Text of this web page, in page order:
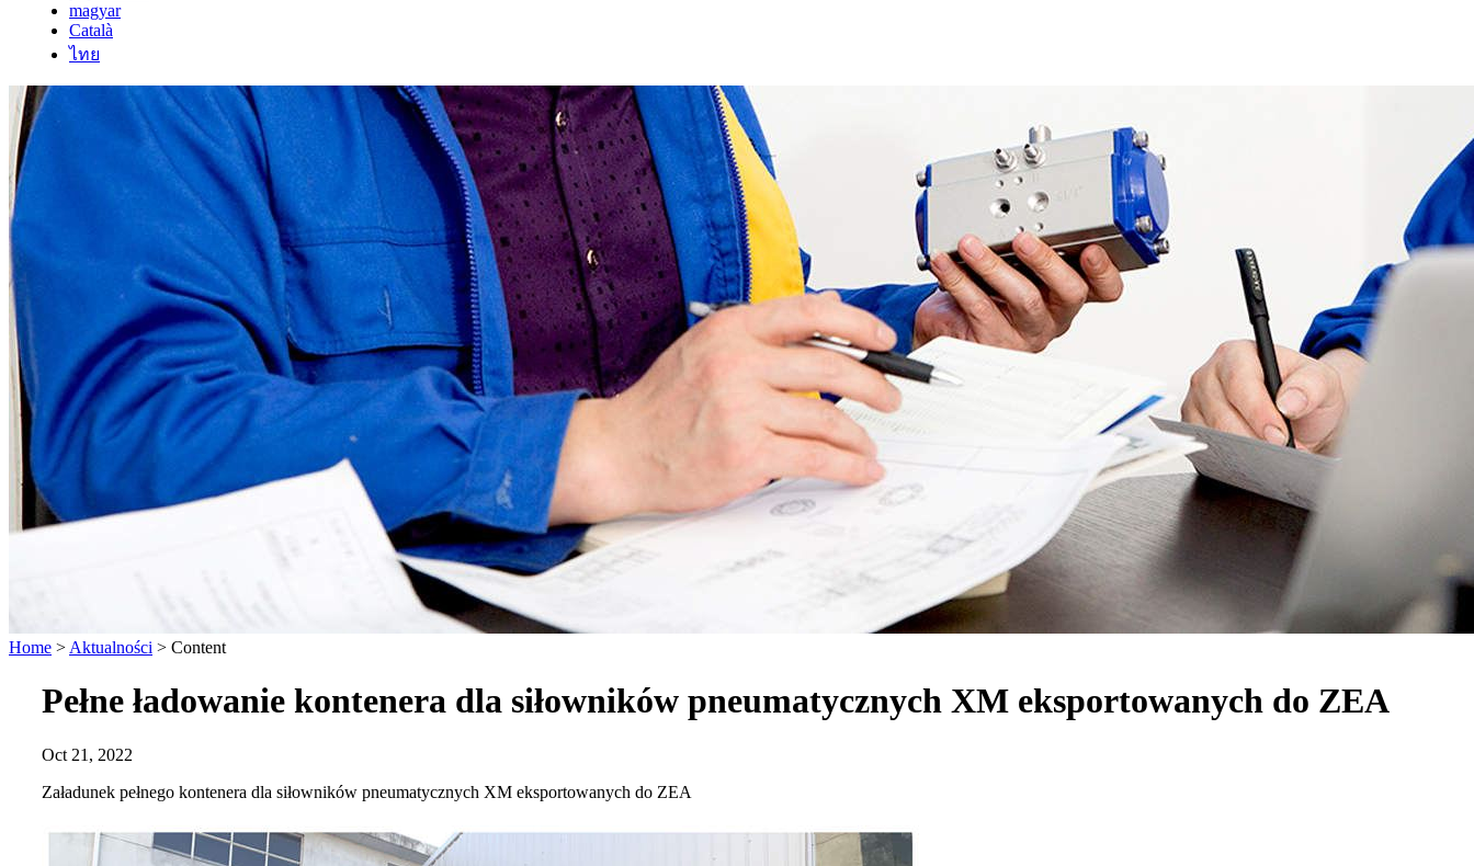
magyar
Català
ไทย
Home > Aktualności > Content
Pełne ładowanie kontenera dla siłowników pneumatycznych XM eksportowanych do ZEA
Oct 21, 2022
Załadunek pełnego kontenera dla siłowników pneumatycznych XM eksportowanych do ZEA